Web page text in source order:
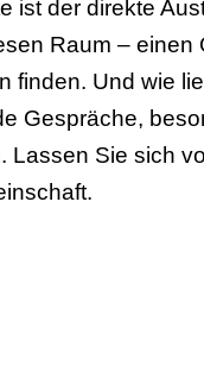
ist der direkte
Raum – einen
finden. Und wie
Gespräche,
Lassen Sie sich